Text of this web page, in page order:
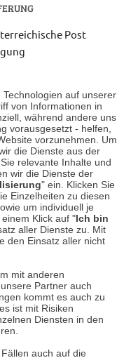
auf unserer
von Informationen in
während andere uns
vorausgesetzt - helfen,
vorzunehmen. Um
die Dienste aus der
relevante Inhalte und
wir die Dienste der
" ein. Klicken Sie
Einzelheiten zu diesen
um individuell je
Klick auf "Ich bin
aller Dienste zu. Mit
den Einsatz aller nicht
mit anderen
Partner auch
kommt es auch zu
ist mit Risiken
Diensten in den
auch auf die
Post
6
bis 18:00 Uhr
im Netz